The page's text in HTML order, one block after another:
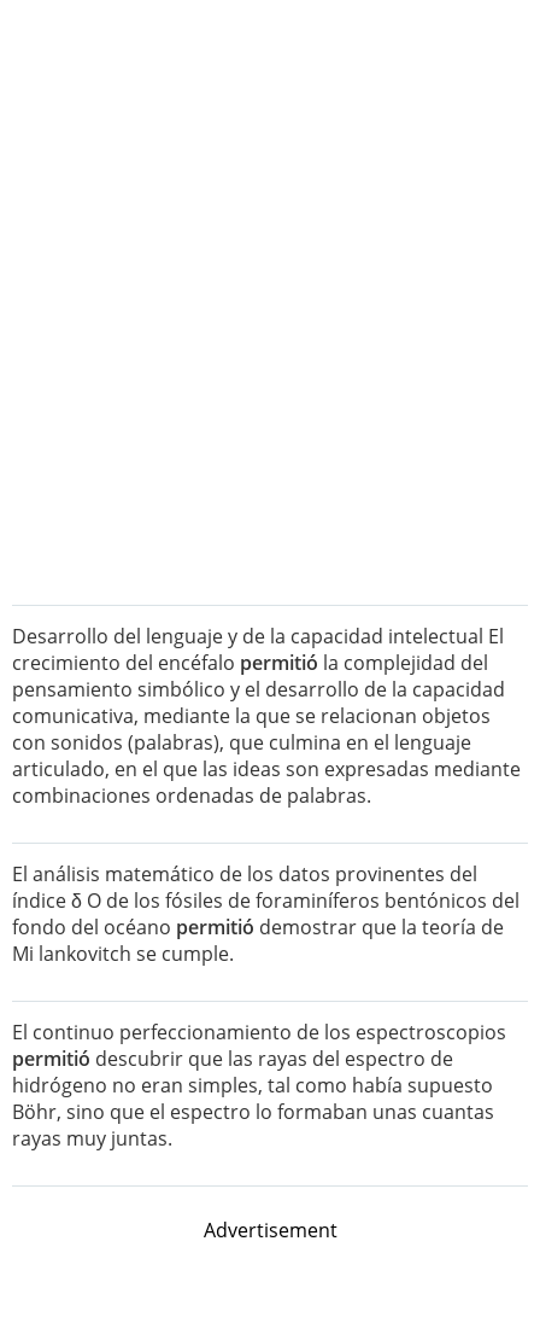
Desarrollo del lenguaje y de la capacidad intelectual El
crecimiento del encéfalo permitió la complejidad del
pensamiento simbólico y el desarrollo de la capacidad
comunicativa, mediante la que se relacionan objetos
con sonidos (palabras), que culmina en el lenguaje
articulado, en el que las ideas son expresadas mediante
combinaciones ordenadas de palabras.
El análisis matemático de los datos provinentes del
índice δ O de los fósiles de foraminíferos bentónicos del
fondo del océano permitió demostrar que la teoría de
Mi lankovitch se cumple.
El continuo perfeccionamiento de los espectroscopios
permitió descubrir que las rayas del espectro de
hidrógeno no eran simples, tal como había supuesto
Böhr, sino que el espectro lo formaban unas cuantas
rayas muy juntas.
Advertisement